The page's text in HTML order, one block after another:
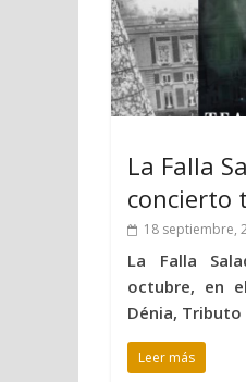
La Falla
concierto
18 septiembre,
La Falla
octubre, en
Dénia, Tributo
Leer más